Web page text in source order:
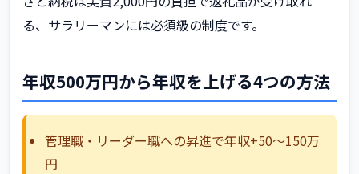
る、サラリーマンには必須級の制度です。
年収500万円から年収を上げる4つの方法
管理職・リーダー職への昇進で年収+50〜150万
円